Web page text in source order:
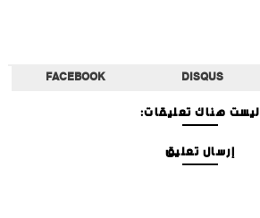
DISQUS
FACEBOOK
ليست هناك تعليقات:
إرسال تعليق